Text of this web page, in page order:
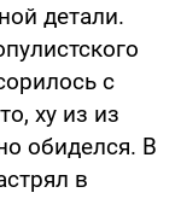
детали.
с
ху из из
обиделся. В
в